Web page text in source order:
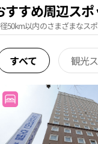
すすめ周辺スポ
50km以内のさまざまなス
すべて 観光